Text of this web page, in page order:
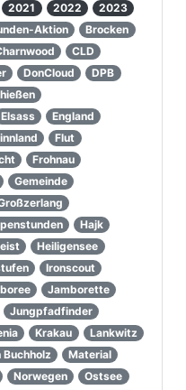
2021 2022
2023
Aktion
Brocken
CLD
DonCloud
DPB
Elsass
England
Flut
Frohnau
Gemeinde
Hajk
Heiligensee
Ironscout
Jamborette
Jungpfadfinder
Krakau
Lankwitz
Material
Norwegen
Ostsee